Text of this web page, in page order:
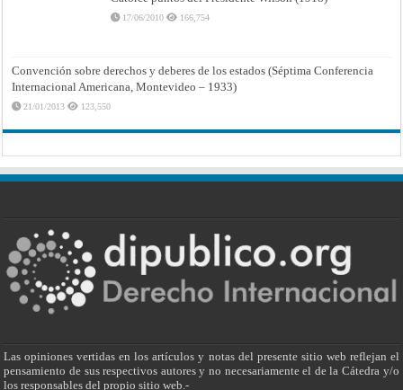
17/06/2010 166,754
Convención sobre derechos y deberes de los estados (Séptima Conferencia
Internacional Americana, Montevideo – 1933)
21/01/2013 123,550
Las opiniones vertidas en los artículos y notas del presente sitio web reflejan el
pensamiento de sus respectivos autores y no necesariamente el de la Cátedra y/o
los responsables del propio sitio web.-